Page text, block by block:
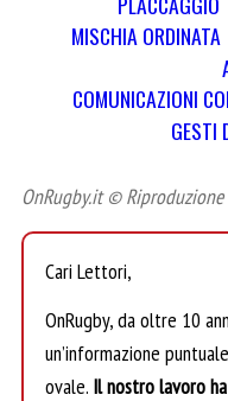
MISCHIA ORDINATA
COMUNICAZIONI
GESTI
OnRugby.it ©
Cari Lettori,
OnRugby, da oltre 10
un’informazione
ovale. Il nostro lavoro